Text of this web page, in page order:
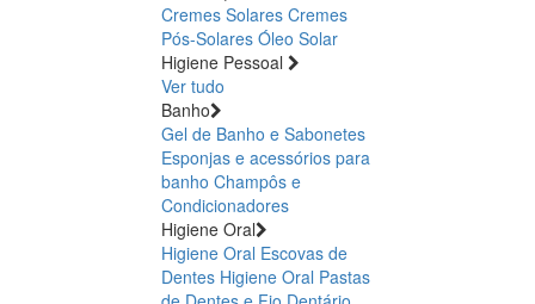
Cremes Solares Cremes
Pós-Solares Óleo Solar
Higiene Pessoal
Ver tudo
Banho
Gel de Banho e Sabonetes
Esponjas e acessórios para
banho Champôs e
Condicionadores
Higiene Oral
Higiene Oral Escovas de
Dentes Higiene Oral Pastas